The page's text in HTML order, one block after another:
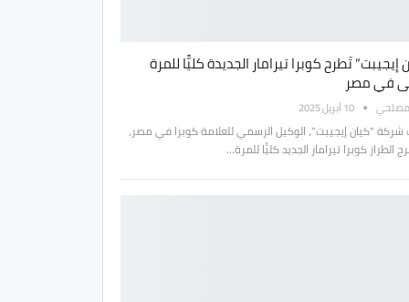
إيجيبت” تَطرح كوبرا تيرامار الجديدة كليًّا للمرة
في مصر
10 أبريل 2025
شركة "كيان إيجيبت"، الوكيل الرسمي للعلامة كوبرا في مصر،
الطراز كوبرا تيرامار الجديد كليًّا للمرة…